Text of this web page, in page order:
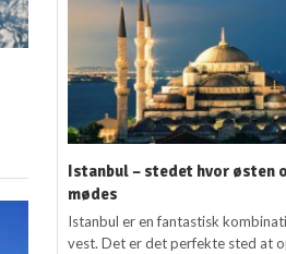
Istanbul – stedet hvor østen
mødes
Istanbul er en fantastisk
vest. Det er det perfekte sted at